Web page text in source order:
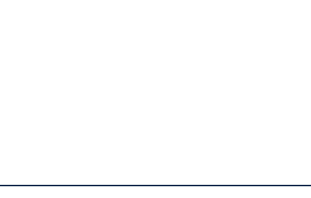
海水浴と温泉をセットで楽しめるため、家族連れやカッ